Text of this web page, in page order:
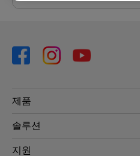
제품
프로젝터
솔루션
Eye-Care 모니터
지원